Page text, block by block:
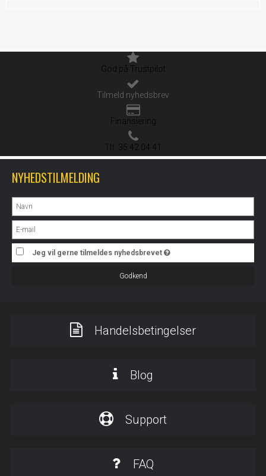
God på Trustpilot
Tilmeld nyhedsbrev
Finansiering
Tlf. 35 42 04 41
NYHEDSTILMELDING
Jeg vil gerne tilmeldes nyhedsbrevet
Godkend
Handelsbetingelser
Blog
Support
FAQ